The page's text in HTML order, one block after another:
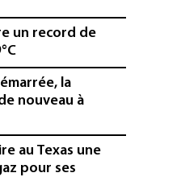
un record de
la
nouveau à
au Texas une
pour ses